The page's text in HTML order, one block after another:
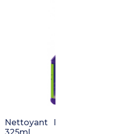
Nettoyant Injecteurs Essence
325ml